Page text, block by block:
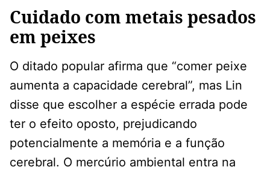
Cuidado com metais pesados ​​
em peixes
O ditado popular afirma que “comer peixe
aumenta a capacidade cerebral”, mas Lin
disse que escolher a espécie errada pode
ter o efeito oposto, prejudicando
potencialmente a memória e a função
cerebral. O mercúrio ambiental entra na